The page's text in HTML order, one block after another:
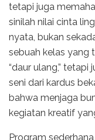
tetapi juga
sinilah nilai cinta
nyata, bukan
sebuah kelas yang
“daur ulang,”
seni dari kardus
bahwa menjaga
kegiatan kreatif
Program